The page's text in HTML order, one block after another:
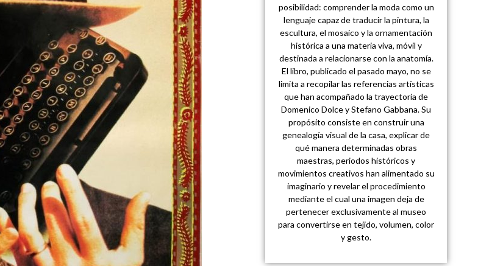
posibilidad: comprender la moda como un
lenguaje capaz de traducir la pintura, la
escultura, el mosaico y la ornamentación
histórica a una materia viva, móvil y
destinada a relacionarse con la anatomía.
El libro, publicado el pasado mayo, no se
limita a recopilar las referencias artísticas
que han acompañado la trayectoria de
Domenico Dolce y Stefano Gabbana. Su
propósito consiste en construir una
genealogía visual de la casa, explicar de
qué manera determinadas obras
maestras, periodos históricos y
movimientos creativos han alimentado su
imaginario y revelar el procedimiento
mediante el cual una imagen deja de
pertenecer exclusivamente al museo
para convertirse en tejido, volumen, color
y gesto.